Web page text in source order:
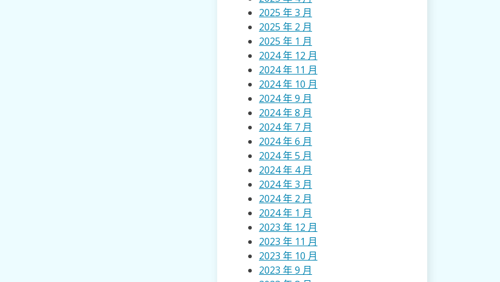
2025 年 3 月
2025 年 2 月
2025 年 1 月
2024 年 12 月
2024 年 11 月
2024 年 10 月
2024 年 9 月
2024 年 8 月
2024 年 7 月
2024 年 6 月
2024 年 5 月
2024 年 4 月
2024 年 3 月
2024 年 2 月
2024 年 1 月
2023 年 12 月
2023 年 11 月
2023 年 10 月
2023 年 9 月